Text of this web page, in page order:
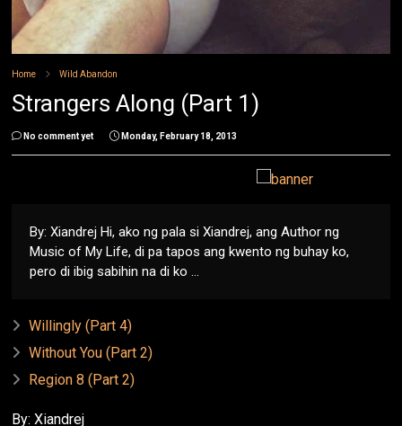
Home Wild Abandon
Strangers Along (Part 1)
No comment yet Monday, February 18, 2013
By: Xiandrej Hi, ako ng pala si Xiandrej, ang Author ng
Music of My Life, di pa tapos ang kwento ng buhay ko,
pero di ibig sabihin na di ko ...
Willingly (Part 4)
Without You (Part 2)
Region 8 (Part 2)
By: Xiandrej